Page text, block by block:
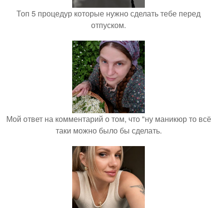
Топ 5 процедур которые нужно сделать тебе перед
отпуском.
Мой ответ на комментарий о том, что "ну маникюр то всё
таки можно было бы сделать.